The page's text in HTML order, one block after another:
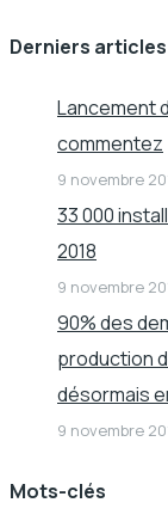
Derniers articles
Lancement
commentez
9 novembre
33 000
2018
9 novembre
90% des
production
désormais
9 novembre
Mots-clés